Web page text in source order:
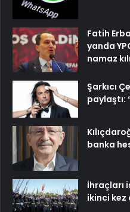
Fatih
yanda
namaz
Şarkıcı
paylaştı:
banka
İhraçları
ikinci kez